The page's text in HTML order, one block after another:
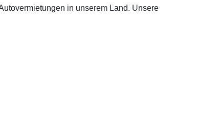
in unserem Land. Unsere